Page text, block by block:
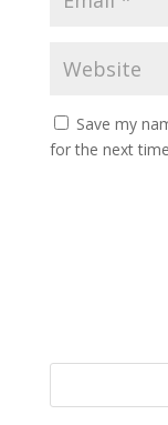
Save my
for the next